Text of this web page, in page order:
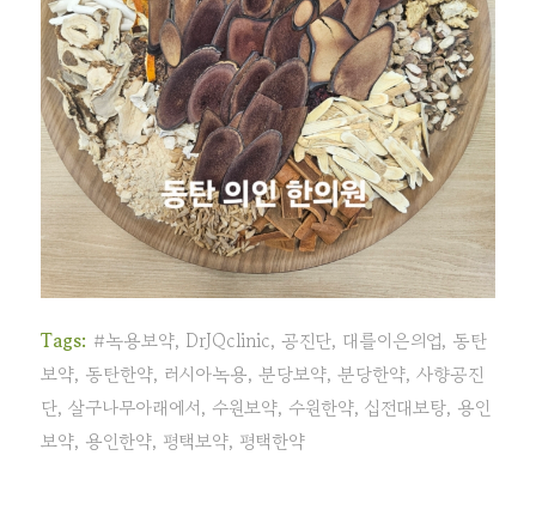
Tags: #녹용보약, DrJQclinic, 공진단, 대를이은의업, 동탄
보약, 동탄한약, 러시아녹용, 분당보약, 분당한약, 사향공진
단, 살구나무아래에서, 수원보약, 수원한약, 십전대보탕, 용인
보약, 용인한약, 평택보약, 평택한약